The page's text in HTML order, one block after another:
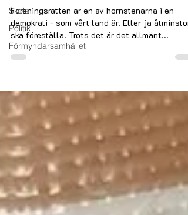
Skola
Politik
Förmyndarsamhället
Föreningsrätten är en av hörnstenarna i en
demokrati - som vårt land är. Eller ja
ska föreställa. Trots det är det allmänt...